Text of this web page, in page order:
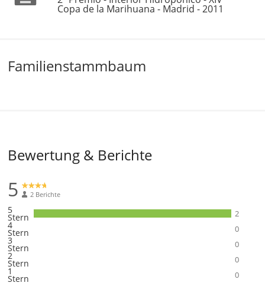
Copa de la Marihuana - Madrid - 2011
Familienstammbaum
Bewertung & Berichte
5 2 Berichte
5
Stern 2
4
Stern 0
3
Stern 0
2
Stern 0
1
Stern 0